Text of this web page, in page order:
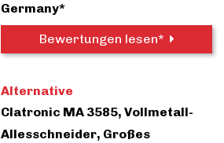
Germany*
Bewertungen lesen*
Alternative
Clatronic MA 3585, Vollmetall-
Allesschneider, Großes